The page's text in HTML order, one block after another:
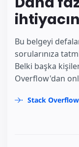
Bu belgeyi
sorularınıza
Belki başka
Overflow'dan
Stack